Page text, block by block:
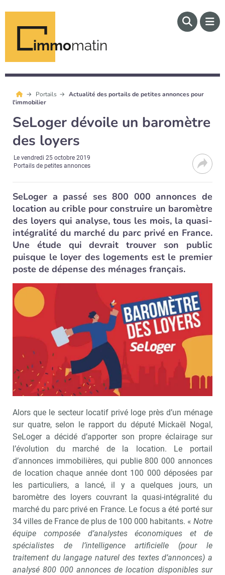
immomatin
Portails
Actualité des portails de petites annonces pour
l'immobilier
SeLoger dévoile un baromètre
des loyers
Levendredi 25 octobre 2019
Portails de petites annonces
SeLoger a passé ses 800 000 annonces de
location au crible pour construire un baromètre
des loyers qui analyse, tous les mois, la quasi-
intégralité du marché du parc privé en France.
Une étude qui devrait trouver son public
puisque le loyer des logements est le premier
poste de dépense des ménages français.
Alors que le secteur locatif privé loge près d’un ménage
sur quatre, selon le rapport du député Mickaël Nogal,
SeLoger a décidé d’apporter son propre éclairage sur
l’évolution du marché de la location. Le portail
d’annonces immobilières, qui publie 800 000 annonces
de location chaque année dont 100 000 déposées par
les particuliers, a lancé, il y a quelques jours, un
baromètre des loyers couvrant la quasi-intégralité du
marché du parc privé en France. Le focus a été porté sur
34 villes de France de plus de 100 000 habitants. « Notre
équipe composée d’analystes économiques et de
spécialistes de l’intelligence artificielle (pour le
traitement du langage naturel des textes d’annonces) a
analysé 800 000 annonces de location disponibles sur